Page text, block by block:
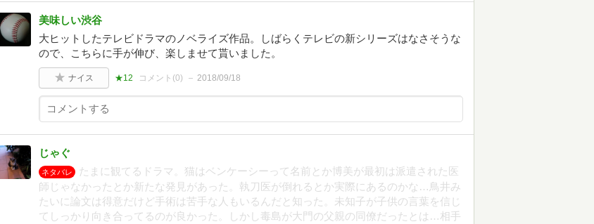
美味しい渋谷
大ヒットしたテレビドラマのノベライズ作品。しばらくテレビの新シリーズはなさそうな
ので、こちらに手が伸び、楽しませて貰いました。
ナイス ★12 コメント(0) 2018/09/18
じゃぐ
ネタバレ
たまに観てるドラマ。猫はベンケーシーって名前とか博美が最初は派遣された医
師じゃなかったとか新たな発見があった。執刀医が倒れるとか実際にあるのかな…鳥井み
たいに論文は得意だけど手術は苦手な人もいるんだと知った。未知子が子供の言葉を信じ
てしっかり向き合ってるのが良かった。しかし毒島が大門の父親の同僚だったとは…相手